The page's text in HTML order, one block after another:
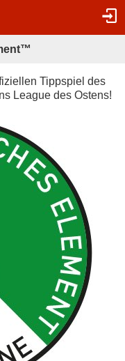
Tippspiel des
League des Ostens!